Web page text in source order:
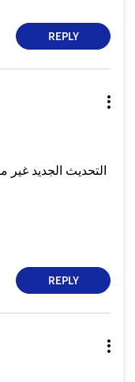
REPLY
التحديث الجديد
REPLY